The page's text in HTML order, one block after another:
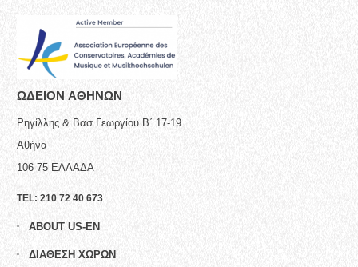
ΩΔΕΙΟN ΑΘΗΝΩΝ
Ρηγίλλης & Βασ.Γεωργίου Β΄ 17-19
Αθήνα
106 75 ΕΛΛΑΔΑ
TEL: 210 72 40 673
ABOUT US-EN
ΔΙΑΘΕΣΗ ΧΩΡΩΝ